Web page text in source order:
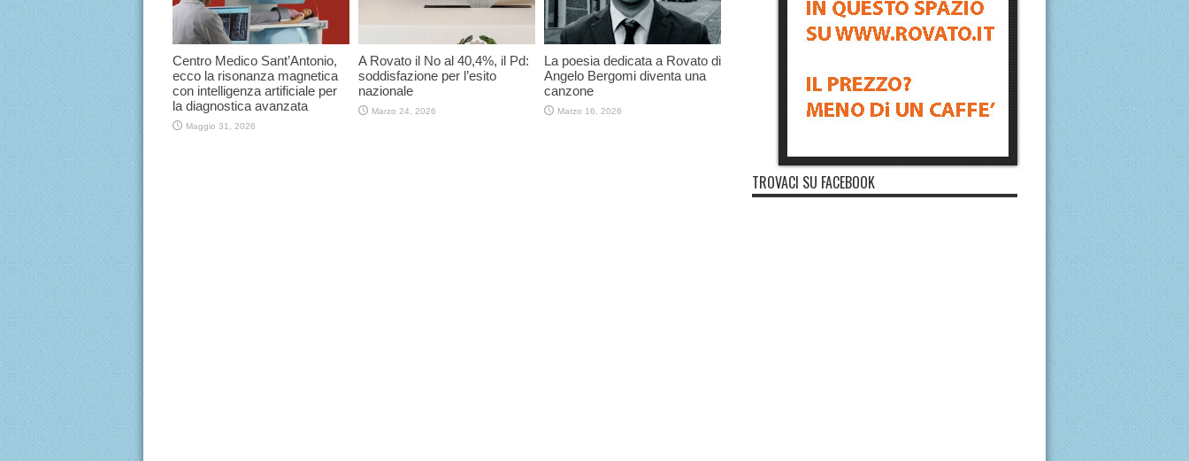
Centro Medico Sant’Antonio,
ecco la risonanza magnetica
con intelligenza artificiale per
la diagnostica avanzata
Maggio 31, 2026
A Rovato il No al 40,4%, il Pd:
soddisfazione per l’esito
nazionale
Marzo 24, 2026
La poesia dedicata a Rovato di
Angelo Bergomi diventa una
canzone
Marzo 16, 2026
TROVACI SU FACEBOOK